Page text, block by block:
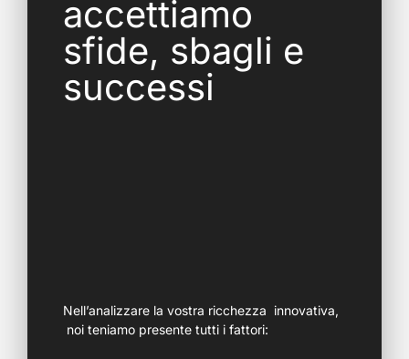
accettiamo
sfide, sbagli e
successi
Nell’analizzare la vostra ricchezza innovativa,
noi teniamo presente tutti i fattori: